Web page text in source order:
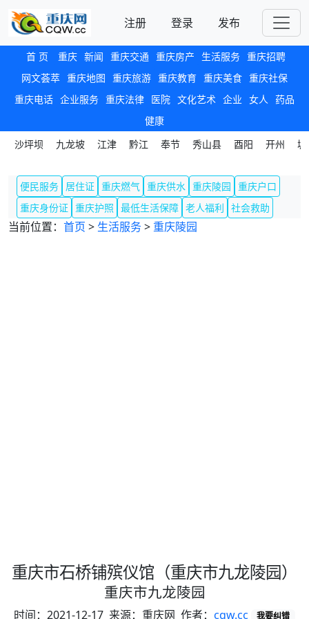
注册 登录 发布
首 页 重庆 新闻 重庆交通 重庆房产 生活服务 重庆招聘
网文荟萃 重庆地图 重庆旅游 重庆教育 重庆美食 重庆社保
重庆电话 企业服务 重庆法律 医院 文化艺术 企业 女人 药品
健康
沙坪坝
九龙坡 江津 黔江 奉节 秀山县 酉阳 开州
便民服务 居住证 重庆燃气 重庆供水 重庆陵园 重庆户口
重庆身份证 重庆护照 最低生活保障 老人福利 社会救助
当前位置： 首页 > 生活服务> 重庆陵园
重庆市石桥铺殡仪馆（重庆市九龙陵园）
重庆市九龙陵园
时间：2021-12-17 来源：重庆网 作者：cqw.cc 我要纠错